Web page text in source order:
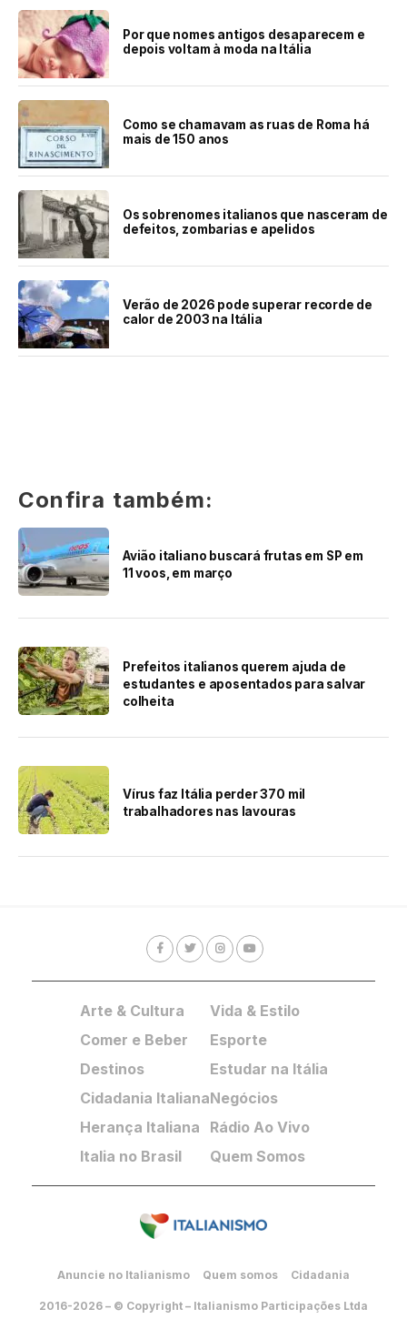
Por que nomes antigos desaparecem e
depois voltam à moda na Itália
Como se chamavam as ruas de Roma há
mais de 150 anos
Os sobrenomes italianos que nasceram de
defeitos, zombarias e apelidos
Verão de 2026 pode superar recorde de
calor de 2003 na Itália
Confira também:
Avião italiano buscará frutas em SP em
11 voos, em março
Prefeitos italianos querem ajuda de
estudantes e aposentados para salvar
colheita
Vírus faz Itália perder 370 mil
trabalhadores nas lavouras
Arte & Cultura
Comer e Beber
Destinos
Cidadania Italiana
Herança Italiana
Italia no Brasil
Vida & Estilo
Esporte
Estudar na Itália
Negócios
Rádio Ao Vivo
Quem Somos
Anuncie no Italianismo Quem somos Cidadania
2016-2026 – © Copyright – Italianismo Participações Ltda